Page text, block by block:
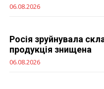
06.08.2026
Росія зруйнувала
продукція знищена
06.08.2026